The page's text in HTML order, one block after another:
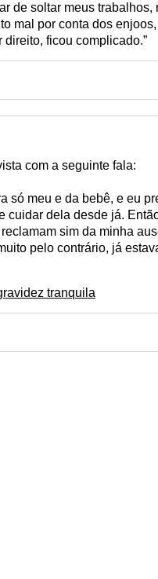
de soltar meus
mal por conta dos
ficou complicado.”
com a seguinte fala:
só meu e da bebê, e eu
cuidar dela desde já.
sim da minha
pelo contrário, já
tranquila